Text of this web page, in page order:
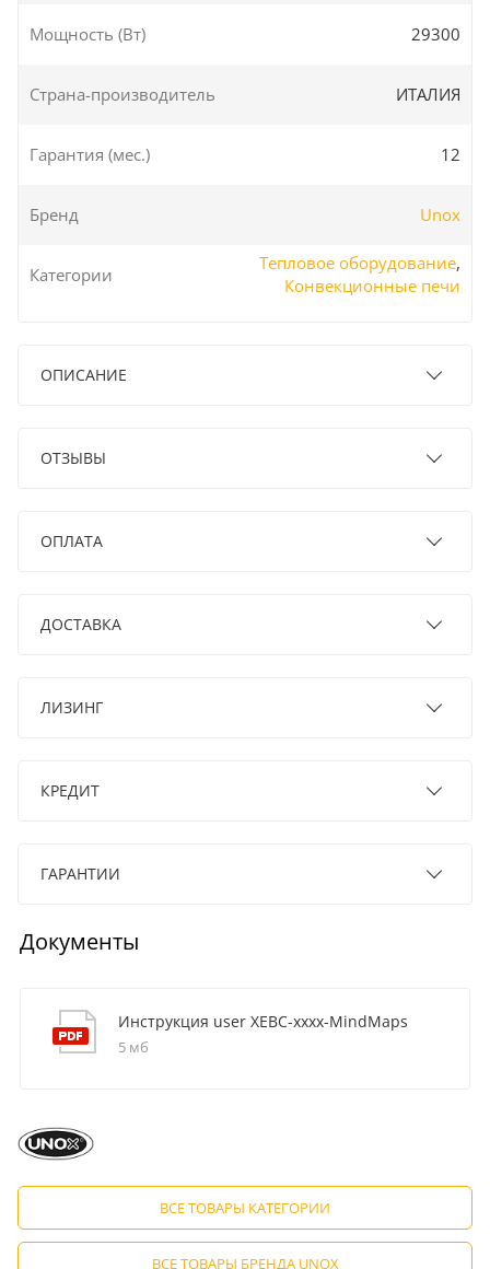
Мощность (Вт) 29300
Страна-производитель ИТАЛИЯ
Гарантия (мес.) 12
Бренд Unox
Категории
Тепловое оборудование,
Конвекционные печи
ОПИСАНИЕ
ОТЗЫВЫ
ОПЛАТА
ДОСТАВКА
ЛИЗИНГ
КРЕДИТ
ГАРАНТИИ
Документы
Инструкция user XEBC-хххх-MindMaps
5 мб
ВСЕ ТОВАРЫ КАТЕГОРИИ
ВСЕ ТОВАРЫ БРЕНДА UNOX